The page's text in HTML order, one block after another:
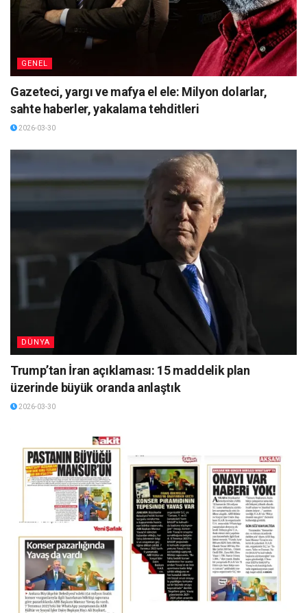
GENEL
Gazeteci, yargı ve mafya el ele: Milyon dolarlar,
sahte haberler, yakalama tehditleri
2026-03-30
DÜNYA
Trump’tan İran açıklaması: 15 maddelik plan
üzerinde büyük oranda anlaştık
2026-03-30